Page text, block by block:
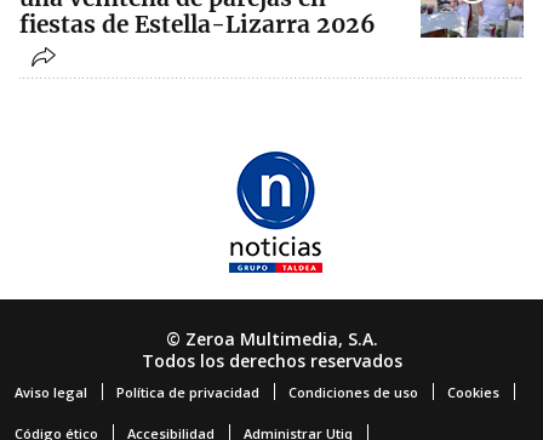
fiestas de Estella-Lizarra 2026
© Zeroa Multimedia, S.A.
Todos los derechos reservados
Aviso legal Política de privacidad Condiciones de uso Cookies
Código ético Accesibilidad Administrar Utiq